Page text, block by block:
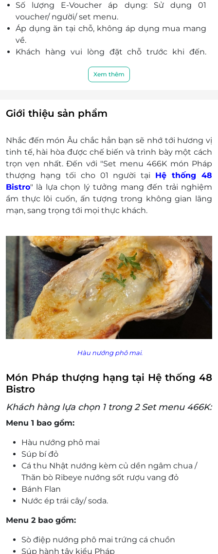
thực khách.
Sở hữu không gian được thiết kế theo phong
cách kiến trúc Phấp cổ điển, sang trọng cùng
đội ngũ nhân viên chuyên nghiệp, chu đáo,
nhiệt tình, Hệ thống 48 Bistro sẽ mang đến sự
hài lòng nhất tới mọi khách hàng.
Số lượng E-Voucher áp dụng: Sử dụng 01
voucher/ người/ set menu.
Áp dụng ăn tại chỗ, không áp dụng mua mang
về.
Khách hàng vui lòng đặt chỗ trước khi đến.
trước và nhà hàng không còn chỗ trống, 48
Điện thoại: 0909 44 7086 - 0938 80 7979.
Số 50 - 52 Lê Thị Riêng, Phường Bến Thành,
Số 292 An Dương Vương, Phường 4, Quận 5,
TP. Hồ Chí Minh.
Tầng 5, Crescent Mall, 101 Tôn Dật Tiên,
Phường Tân Phú, Quận 7, TP. Hồ Chí Minh.
Một khách hàng được mua nhiều E-Voucher/E-
Coupon
E-Voucher/E-Coupon không có giá trị quy đổi
Không áp dụng đồng thời cùng lúc với các
chương trình khuyến mại khác.
Giá đã bao gồm thuế. Khách hàng có nhu cầu
xuất hóa đơn vui lòng liên hệ nhà hàng.
Xem thêm
Giới thiệu sản phẩm
Nhắc đến món Âu chắc hẳn bạn sẽ nhớ tới hương vị
tinh tế, hài hòa được chế biến và trình bày một cách
trọn vẹn nhất. Đến với "Set menu 466K món Pháp
thượng hạng tối cho 01 người tại Hệ thống 48
Bistro" là lựa chọn lý tưởng mang đến trải nghiệm
ẩm thực lôi cuốn, ấn tượng trong không gian lãng
mạn, sang trọng tới mọi thực khách.
Hàu nướng phô mai.
Món Pháp thượng hạng tại Hệ thống 48
Bistro
Khách hàng lựa chọn 1 trong 2 Set menu 466K:
Menu 1 bao gồm:
Hàu nướng phô mai
Súp bí đỏ
Cá thu Nhật nướng kèm củ dền ngâm chua /
Thăn bò Ribeye nướng sốt rượu vang đỏ
Bánh Flan
Nước ép trái cây/ soda.
Menu 2 bao gồm:
Sò điệp nướng phô mai trứng cá chuồn
Súp hành tây kiểu Pháp